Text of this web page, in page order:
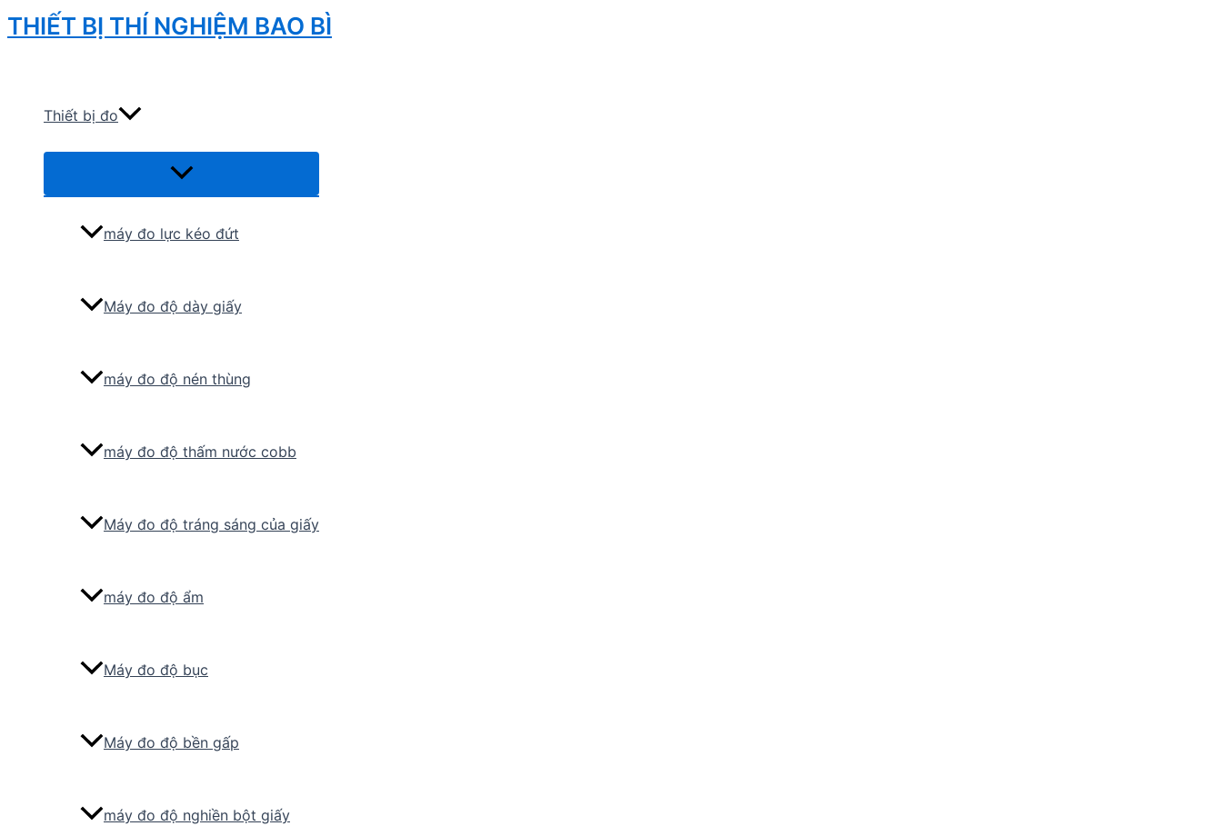
Skip
to
THIẾT BỊ THÍ NGHIỆM BAO BÌ
Thiết bị đo
Menu
máy đo lực kéo đứt
Máy đo độ dày giấy
máy đo độ nén thùng
máy đo độ thấm nước cobb
Máy đo độ tráng sáng của giấy
máy đo độ ẩm
Máy đo độ bục
Máy đo độ bền gấp
máy đo độ nghiền bột giấy